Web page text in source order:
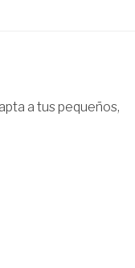
a tus pequeños,